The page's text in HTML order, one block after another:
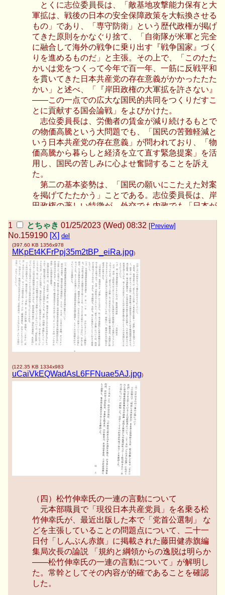
とくに志位委員長は、「敵基地攻撃能力保有と大
軍拡は、戦後の日本の安全保障政策を大転換させる
もの」であり、「専守防衛」という歴代政権が掲げ
てきた原則をかなぐり捨て、「自衛隊が米軍と完全
に融合して海外の戦争に乗り出す『戦争国家』づく
りを進めるものだ」と主張。その上で、「このたた
かいは党をつくって今年で百一年、一筋に反戦平和
を貫いてきた日本共産党の存在意義がかかったたた
かい」と述べ、「『岸田政権の大軍拡を許さない』
――この一点での広大な国民的共同をつくりだすこ
とに貢献する国会論戦」をよびかけた。
志位委員長は、労働者の賃金が減り続けるもとで
の物価高騰という大問題でも、「国民の苦難軽減と
いう日本共産党の存在意義」が問われており、「物
価高騰から暮らしと経済を立て直す緊急提案」を活
用し、国民の苦しみに心よせ奮闘することを訴え
た。
第二の基本姿勢は、「国民の願いにこたえた対案
を掲げてたたかう」ことである。志位委員長は、岸
田政権の著しい特徴が、外交でも内政でも「日本が
せないことだと指摘した上で、 憲法九条を生かし
て東アジアに平和を創出する「外交ビジョン」、
「物価高騰から暮らしと経済を立て直す緊急提
案」、「気候危機打開の２０３０戦略」、「ジェン
ダー平等へ いまこそ政治の転換を」など党の提案
を活用することの重要性、またこれらが「日本が直
面する課題」に対する抜本的解決策を指し示す国民
的意義をもつものであることを指摘し、これらを大
いに掲げ論戦にとりくもうと訴えた。
第三の基本姿勢として、第七回中央委員会総会に
もとづいて全党がとりくんでいる「１３０％の党」
づくり、統一地方選勝利のとりくみに貢献する立場
で論戦を展開することをよびかけた。
（２） 志位委員長は、党議員団総会あいさつで、
新型コロナ第八波の 「医療崩壊」などの実態を告
発した上で、「第七波と同様の事態がより大規模に
起こることが警告されていたにもかかわらず無為無
策を続けた岸田政権の責任は重い」と批判した。志
位委員長は、岸田首相が新型コロナを季節性インフ
ルエンザと同じ「第五類」に引き下げる方針を表明
したことにも言及し、「医療体制の強化ぬきにこれ
を押し付けたら医療現場の大混乱はさけられず、医
療費を自己負担にすることは医療アクセスへのハー
ドルをさらに引き上げ犠牲を拡大することになる。
強くもとめていく」と表明した。
（二）七中総決定の徹底、実践の到達、「中間目
標」 めざす活動について
標記について報告をうけ、以下の諸点を重視して
とりくみを推進することを確認した。
（１） 「大軍拡は許さない」と今こそ広範な人々
の中にうって出て、党の立場を訴える活動を思い切
って重視する。
とちゃき 01/25/2023 (Wed) 08:32 [Preview]
No.159190 [X] del
(397.60 KB 1356x978
MKpEt4KFrPpj35m2tBP_eiRa.jpg)
(122.35 KB 1334x983
uCaiVkEQWadAsL6FFNuae5AJ.jpg)
（四）松竹伸幸氏の一連の言動について
元本部職員で「現役日本共産党員」を名乗る松
竹伸幸氏が、最近出版した本で「党首公選制」 な
どを主張していることの問題点について、二十一
日付「しんぶん赤旗」に掲載された藤田健赤旗編
集局次長の論説 「規約と綱領からの逸脱は明らか
――松竹伸幸氏の一連の言動について」が解明し
た。常幹としてその内容が的確であることを確認
した。